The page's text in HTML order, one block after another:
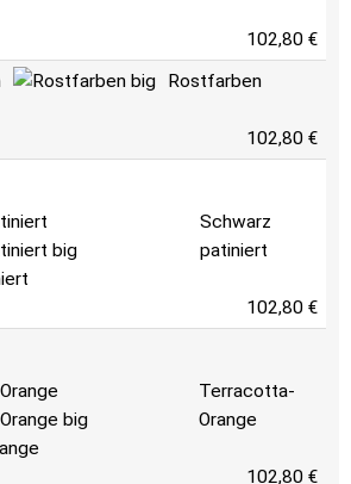
102,80 €
Rostfarben
102,80 €
Schwarz
patiniert
102,80 €
Terracotta-
Orange
102,80 €